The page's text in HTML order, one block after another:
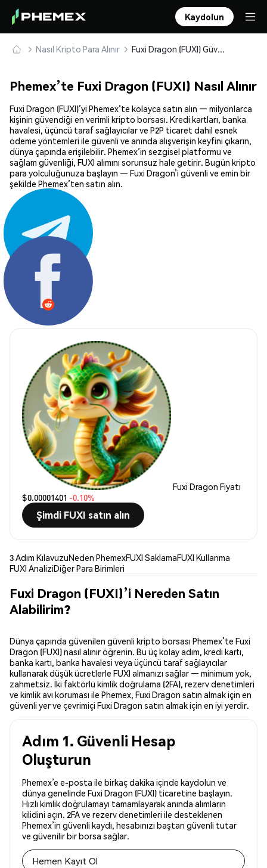
Kaydolun
Nasıl Kripto Para Alınır Fuxi Dragon (FUXI) Güvenle Satın Alın ve Saklayın
Phemex’te Fuxi Dragon (FUXI) Nasıl Alınır
Fuxi Dragon (FUXI)’yi Phemex’te kolayca satın alın — milyonlarca
kişinin güvendiği en verimli kripto borsası. Kredi kartları, banka
havalesi, üçüncü taraf sağlayıcılar ve P2P ticaret dahil esnek
ödeme yöntemleri ile güvenli ve anında alışverişin keyfini çıkarın,
dünya çapında erişilebilir. Phemex’in sezgisel platformu ve
sağlam güvenliği, FUXI alımını sorunsuz hale getirir. Bugün kripto
para yolculuğunuza başlayın — Fuxi Dragon’i güvenli ve emin bir
şekilde Phemex’ten satın alın.
Paylaş:
Fuxi Dragon Fiyatı
$0.00001401 -0.10%
Şimdi FUXI satın alın
3 Adım KılavuzuNeden PhemexFUXI SaklamaFUXI Kullanma
FUXI AnaliziDiğer Para Birimleri
Fuxi Dragon (FUXI)’i Nereden Satın
Alabilirim?
Dünya çapında güvenilen güvenli kripto borsası Phemex’te Fuxi
Dragon (FUXI) nasıl alınır öğrenin. Bu üç kolay adım, kredi kartı,
banka kartı, banka havalesi veya üçüncü taraf sağlayıcılar
kullanarak düşük ücretlerle FUXI almanızı sağlar — minimum yok,
zahmetsiz. İki faktörlü kimlik doğrulama (2FA), rezerv denetimleri
ve kimlik avı koruması ile Phemex, Fuxi Dragon satın almak için en
güvenli yer ve çevrimiçi Fuxi Dragon satın almak için en iyi yerdir.
Adım 1. Güvenli Hesap
Oluşturun
Phemex’e e-posta ile birkaç dakika içinde kaydolun ve
dünya genelinde Fuxi Dragon (FUXI) ticaretine başlayın.
Hızlı kimlik doğrulamayı tamamlayarak anında alımların
kilidini açın. 2FA ve rezerv denetimleri ile desteklenen
Phemex’in güvenli kaydı, hesabınızı baştan güvenli tutar
ve güvenilir bir borsa sağlar.
Hemen Kayıt Ol